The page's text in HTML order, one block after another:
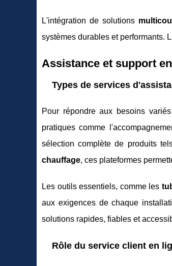
L'intégration de solutions
systèmes durables et performants.
Assistance et support
Types de services
Pour répondre aux besoins
pratiques comme
sélection complète de produits
chauffage, ces plateformes
Les outils essentiels, comme les
aux exigences de chaque
solutions rapides, fiables et
Rôle du service client en